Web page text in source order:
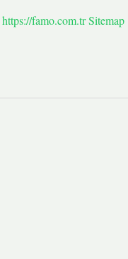
https://famo.com.trSitemap